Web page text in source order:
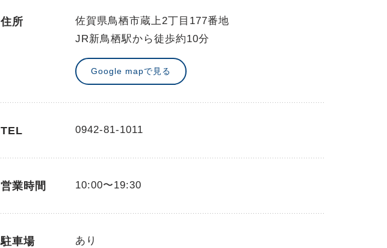
住所
佐賀県鳥栖市蔵上2丁目177番地
JR新鳥栖駅から徒歩約10分
Google mapで見る
TEL 0942-81-1011
営業時間 10:00〜19:30
駐車場 あり